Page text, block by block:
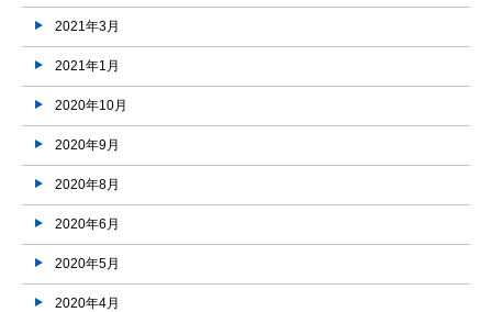
2021年3月
2021年1月
2020年10月
2020年9月
2020年8月
2020年6月
2020年5月
2020年4月